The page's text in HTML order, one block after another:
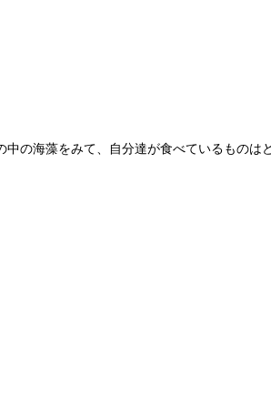
中の海藻をみて、自分達が食べているものは